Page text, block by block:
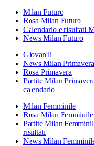
Milan Futuro
Rosa Milan Futuro
Calendario e risultati
News Milan Futuro
Giovanili
News Milan Primavera
Rosa Primavera
Partite Milan
calendario
Milan Femminile
Rosa Milan Femminile
Partite Milan
risultati
News Milan